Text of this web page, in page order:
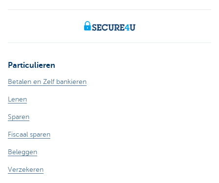
Particulieren
Betalen en Zelf bankieren
Lenen
Sparen
Fiscaal sparen
Beleggen
Verzekeren